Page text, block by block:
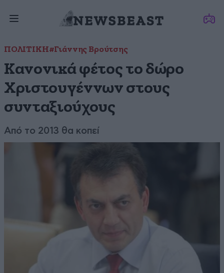
ΠΟΛΙΤΙΚΗ#Γιάννης Βρούτσης
Κανονικά φέτος το δώρο
Χριστουγέννων στους
συνταξιούχους
Από το 2013 θα κοπεί